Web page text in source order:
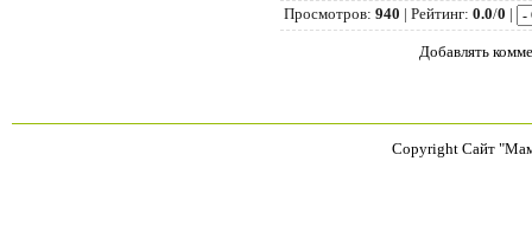
Просмотров: 940 | Рейтинг: 0.0/0 |
Добавлять
Copyright Сайт